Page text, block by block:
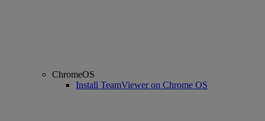
ChromeOS
Install TeamViewer on Chrome OS